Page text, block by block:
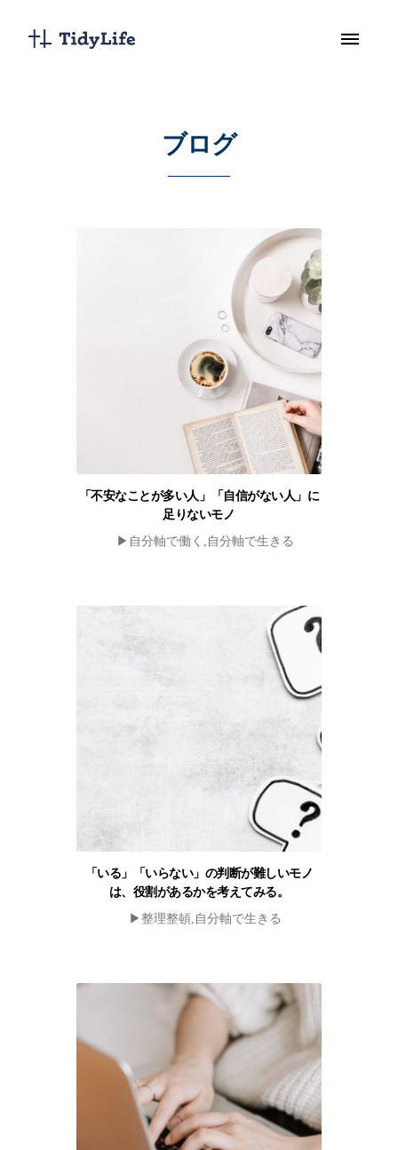
ブログ
––––––––––
「不安なことが多い人」「自信がない人」に
足りないモノ
▶︎自分軸で働く,自分軸で生きる
「いる」「いらない」の判断が難しいモノ
は、役割があるかを考えてみる。
▶︎整理整頓,自分軸で生きる